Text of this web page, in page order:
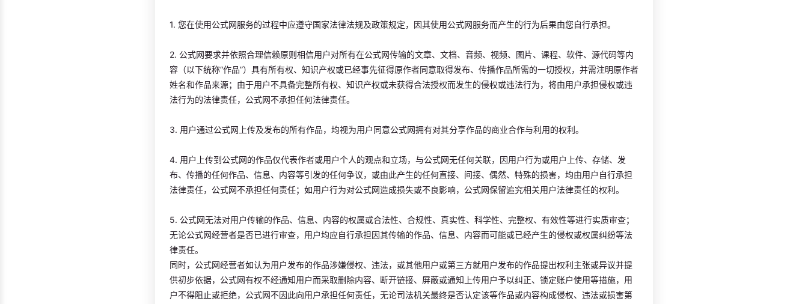
1. 您在使用公式网服务的过程中应遵守国家法律法规及政策规定，因其使用公式网服务而产生的行为后果由您自行承担。
2. 公式网要求并依照合理信赖原则相信用户对所有在公式网传输的文章、文档、音频、视频、图片、课程、软件、源代码等内
容（以下统称“作品”）具有所有权、知识产权或已经事先征得原作者同意取得发布、传播作品所需的一切授权，并需注明原作者
姓名和作品来源；由于用户不具备完整所有权、知识产权或未获得合法授权而发生的侵权或违法行为，将由用户承担侵权或违
法行为的法律责任，公式网不承担任何法律责任。
3. 用户通过公式网上传及发布的所有作品，均视为用户同意公式网拥有对其分享作品的商业合作与利用的权利。
4. 用户上传到公式网的作品仅代表作者或用户个人的观点和立场，与公式网无任何关联，因用户行为或用户上传、存储、发
布、传播的任何作品、信息、内容等引发的任何争议，或由此产生的任何直接、间接、偶然、特殊的损害，均由用户自行承担
法律责任，公式网不承担任何责任；如用户行为对公式网造成损失或不良影响，公式网保留追究相关用户法律责任的权利。
5. 公式网无法对用户传输的作品、信息、内容的权属或合法性、合规性、真实性、科学性、完整权、有效性等进行实质审查；
无论公式网经营者是否已进行审查，用户均应自行承担因其传输的作品、信息、内容而可能或已经产生的侵权或权属纠纷等法
律责任。
同时，公式网经营者如认为用户发布的作品涉嫌侵权、违法，或其他用户或第三方就用户发布的作品提出权利主张或异议并提
供初步依据，公式网有权不经通知用户而采取删除内容、断开链接、屏蔽或通知上传用户予以纠正、锁定账户使用等措施，用
户不得阻止或拒绝，公式网不因此向用户承担任何责任，无论司法机关最终是否认定该等作品或内容构成侵权、违法或损害第